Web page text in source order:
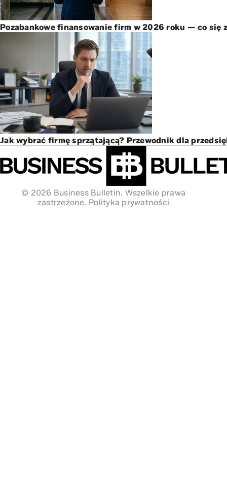
Pozabankowe finansowanie firm w 2026 roku — co
Jak wybrać firmę sprzątającą? Przewodnik dla
© 2026 Business Bulletin. Wszelkie prawa
zastrzeżone. Polityka prywatności